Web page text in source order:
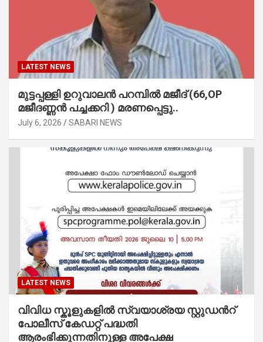
LATEST NEWS
മുട്ടപ്പള്ളി ഉറുവാലൻ പറമ്പിൽ മജീദ് (66,OP
മജീദണ്ണൻ പച്ചക്കറി ) മരണപ്പെട്ടു..
July 6, 2026 SABARI NEWS
LATEST NEWS
വിവിധ സ്കൂളുകളില്‍ സ്വയാശ്രയ സ്റ്റുഡന്‍റ്
പോലീസ് കേഡറ്റ് പദ്ധതി
ആരംഭിക്കുന്നതിനുള്ള അപേക്ഷ